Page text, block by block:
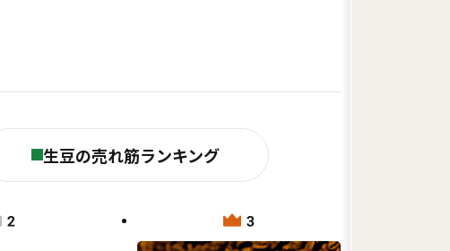
合計数量は、麻
袋分と10kg袋分は区別されます。
生豆の売れ筋ランキング